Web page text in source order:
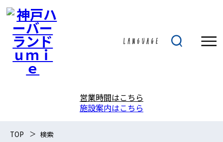
営業時間はこちら
施設案内はこちら
TOP 検索